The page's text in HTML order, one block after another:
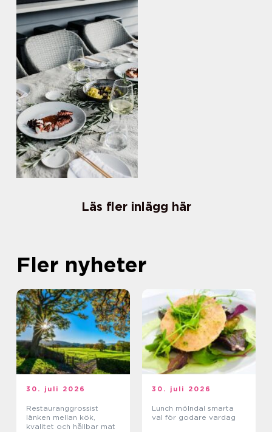
Läs fler inlägg här
Fler nyheter
30. juli 2026
Restauranggrossist
länken mellan kök,
kvalitet och hållbar mat
30. juli 2026
Lunch mölndal smarta
val för godare vardag